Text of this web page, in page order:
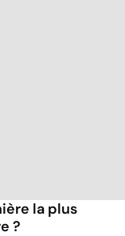
la plus
?